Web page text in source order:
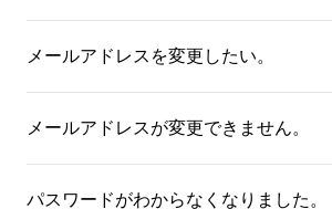
メールアドレスを変更したい。
メールアドレスが変更できません。
パスワードがわからなくなりました。